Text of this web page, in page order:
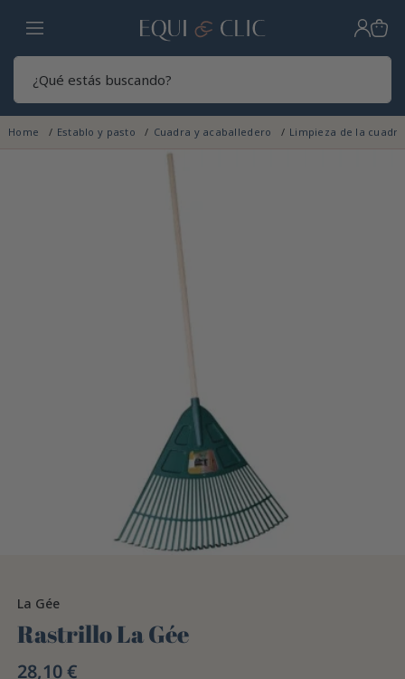
Hogar
Home Establo y pasto Cuadra y acaballedero Limpieza de la
La Gée
Rastrillo La Gée
28,10 €